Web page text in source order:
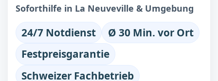
Soforthilfe in La Neuveville & Umgebung
24/7 Notdienst
Ø 30 Min. vor Ort
Festpreisgarantie
Schweizer Fachbetrieb